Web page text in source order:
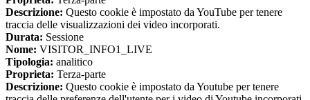
Descrizione: Questo cookie è impostato da YouTube per tenere
traccia delle visualizzazioni dei video incorporati.
Durata: Sessione
Nome: VISITOR_INFO1_LIVE
Tipologia: analitico
Proprieta: Terza-parte
Descrizione: Questo cookie è impostato da Youtube per tenere